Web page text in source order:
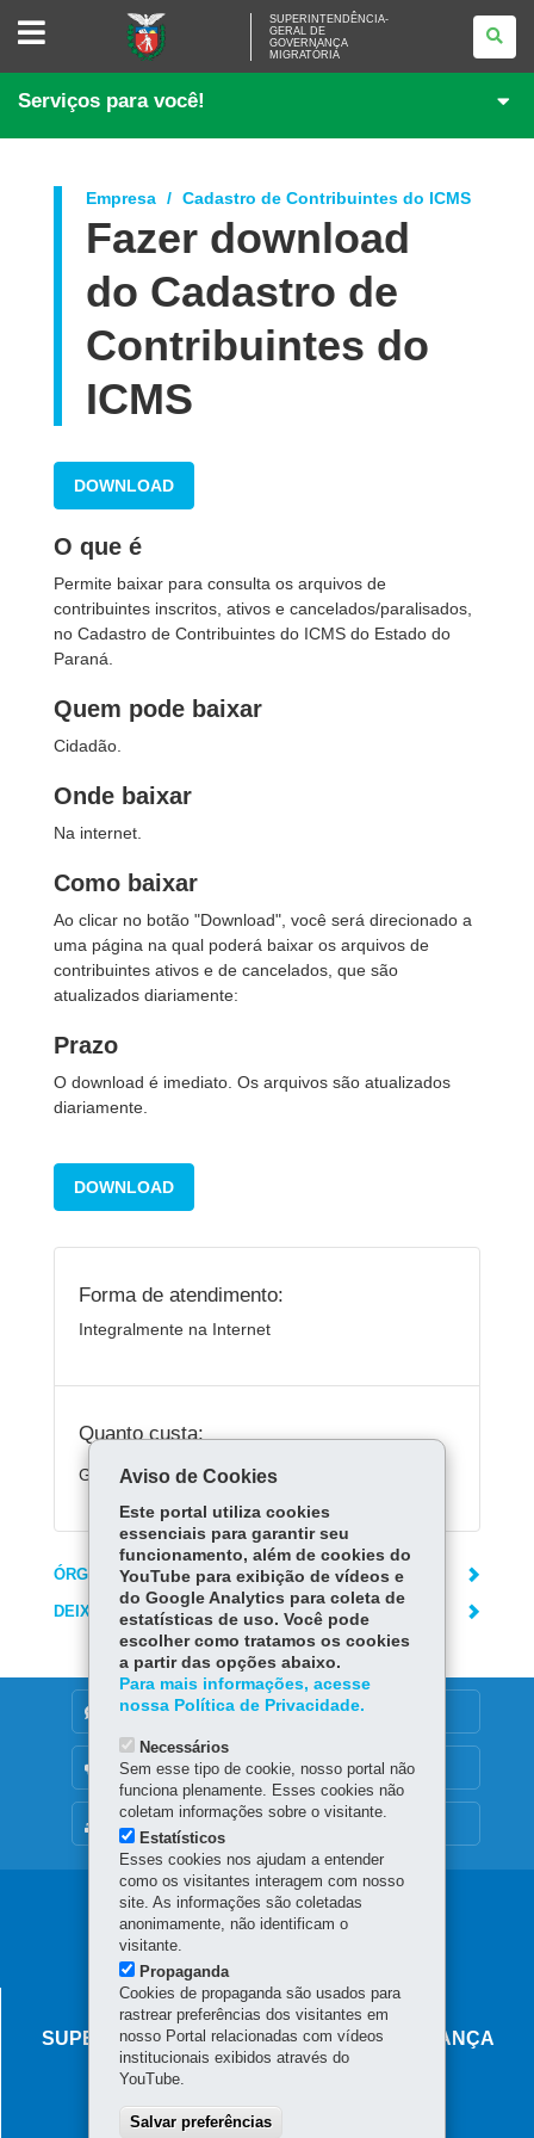
SUPERINTENDÊNCIA-
GOVERNANÇA
SUPERINTENDÊNCIA-
GERAL DE
GOVERNANÇA
MIGRATÓRIA
Serviços para você!
Empresa Cadastro de Contribuintes do ICMS
Fazer download
do Cadastro de
Contribuintes do
ICMS
DOWNLOAD
O que é
Permite baixar para consulta os arquivos de
contribuintes inscritos, ativos e cancelados/paralisados,
no Cadastro de Contribuintes do ICMS do Estado do
Paraná.
Quem pode baixar
Cidadão.
Onde baixar
Na internet.
Como baixar
Ao clicar no botão "Download", você será direcionado a
uma página na qual poderá baixar os arquivos de
contribuintes ativos e de cancelados, que são
atualizados diariamente:
Prazo
O download é imediato. Os arquivos são atualizados
diariamente.
DOWNLOAD
Forma de atendimento:
Integralmente na Internet
Quanto custa:
Gratuito.
ÓRGÃO RESPONSÁVEL
DEIXE SUA OPINIÃO
DENUNCIE CORRUPÇÃO
OUVIDORIA
Navegação
principal
AGÊNCIA DO MIGRANTE
SUPERINTENDÊNCIA-GERAL DE GOVERNANÇA
MIGRATÓRIA
80060-010-Curitiba
Aviso de Cookies
Este portal utiliza cookies
essenciais para garantir seu
funcionamento, além de cookies do
YouTube para exibição de vídeos e
do Google Analytics para coleta de
estatísticas de uso. Você pode
escolher como tratamos os cookies
a partir das opções abaixo.
Para mais informações, acesse
nossa Política de Privacidade.
Necessários
Sem esse tipo de cookie, nosso portal não
funciona plenamente. Esses cookies não
coletam informações sobre o visitante.
Estatísticos
Esses cookies nos ajudam a entender
como os visitantes interagem com nosso
site. As informações são coletadas
anonimamente, não identificam o
visitante.
Propaganda
Cookies de propaganda são usados para
rastrear preferências dos visitantes em
nosso Portal relacionadas com vídeos
institucionais exibidos através do
YouTube.
Salvar preferências